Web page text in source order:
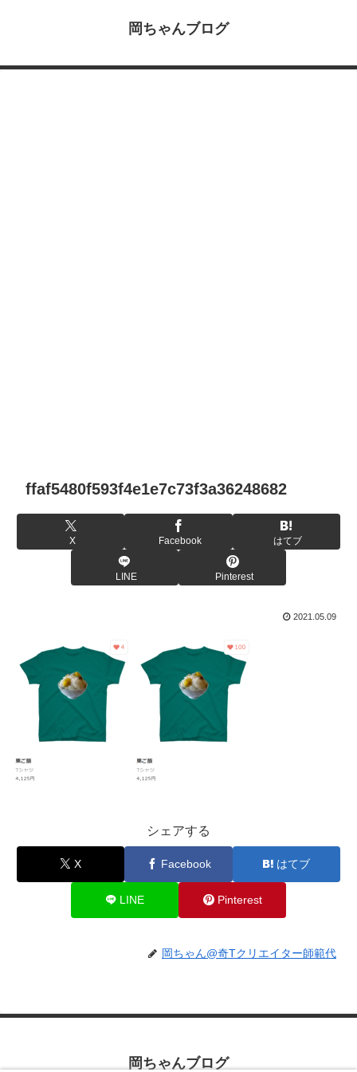
岡ちゃんブログ
ffaf5480f593f4e1e7c73f3a36248682
X Facebook はてブ
LINE Pinterest
2021.05.09
シェアする
X Facebook はてブ
LINE Pinterest
岡ちゃん@奇Tクリエイター師範代
岡ちゃんブログ